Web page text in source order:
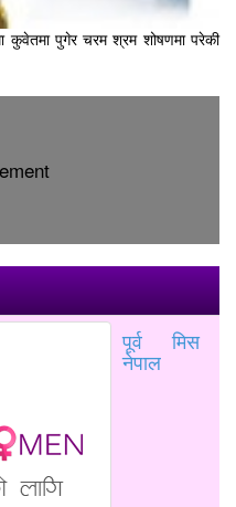
कुवेतमा पुगेर चरम श्रम शोषणमा परेकी
पूर्व मिस
नेपाल